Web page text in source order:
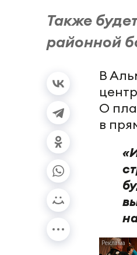
Также
районной
В
О
в